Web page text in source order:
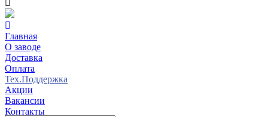
Главная
О заводе
Доставка
Оплата
Тех.Поддержка
Акции
Вакансии
Контакты